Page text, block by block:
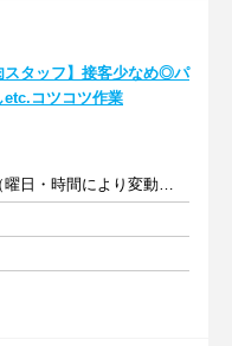
スタッフ】接客少なめ◎パ
etc.コツコツ作業
時給1155～1355円（曜日・時間により変動）+交通費